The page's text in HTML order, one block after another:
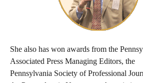
She also has won awards from the
Associated Press Managing Editors, the
Pennsylvania Society of Professional